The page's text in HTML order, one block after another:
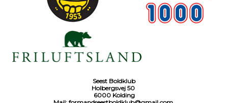
Seest Boldklub
Holbergsvej 50
6000 Kolding